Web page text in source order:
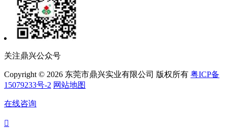
关注鼎兴公众号
Copyright © 2026 东莞市鼎兴实业有限公司 版权所有 粤ICP备
15079233号-2 网站地图
在线咨询
